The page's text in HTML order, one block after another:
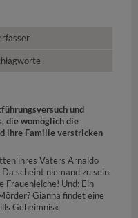
und
die womöglich die
ihre Familie verstricken
ihres Vaters Arnaldo
scheint niemand zu sein.
Frauenleiche! Und: Ein
Gianna findet eine
Geheimnis«.